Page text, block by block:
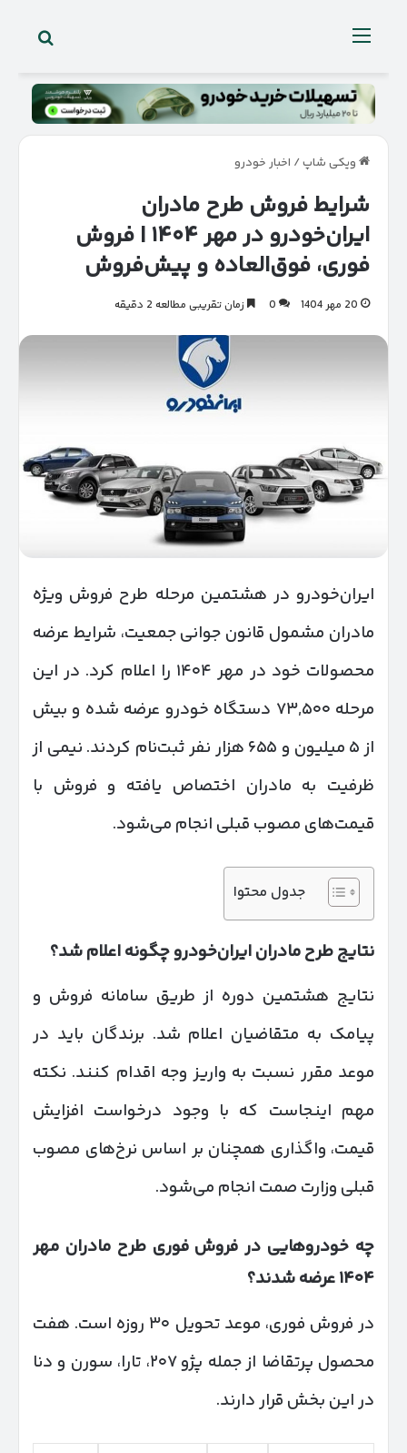
منو
ویکی شاپ/ اخبار خودرو
شرایط فروش طرح مادران
ایران‌خودرو در مهر ۱۴۰۴ | فروش
فوری، فوق‌العاده و پیش‌فروش
20 مهر 1404 0 زمان تقریبی مطالعه 2 دقیقه
ایران‌خودرو در هشتمین مرحله طرح فروش ویژه
مادران مشمول قانون جوانی جمعیت، شرایط عرضه
محصولات خود در مهر ۱۴۰۴ را اعلام کرد. در این
مرحله ۷۳,۵۰۰ دستگاه خودرو عرضه شده و بیش
از ۵ میلیون و ۶۵۵ هزار نفر ثبت‌نام کردند. نیمی از
ظرفیت به مادران اختصاص یافته و فروش با
قیمت‌های مصوب قبلی انجام می‌شود.
جدول محتوا
نتایج طرح مادران ایران‌خودرو چگونه اعلام شد؟
نتایج هشتمین دوره از طریق سامانه فروش و
پیامک به متقاضیان اعلام شد. برندگان باید در
موعد مقرر نسبت به واریز وجه اقدام کنند. نکته
مهم اینجاست که با وجود درخواست افزایش
قیمت، واگذاری همچنان بر اساس نرخ‌های مصوب
قبلی وزارت صمت انجام می‌شود.
چه خودروهایی در فروش فوری طرح مادران مهر
۱۴۰۴عرضه شدند؟
در فروش فوری، موعد تحویل ۳۰ روزه است. هفت
محصول پرتقاضا از جمله پژو ۲۰۷، تارا، سورن و دنا
در این بخش قرار دارند.